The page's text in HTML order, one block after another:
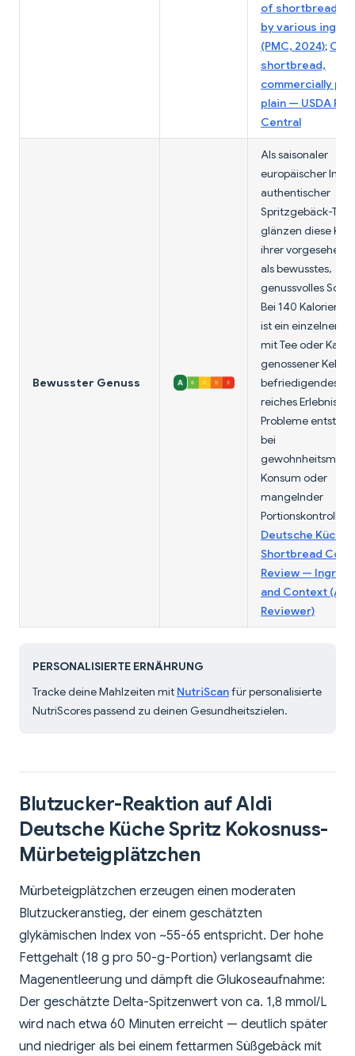
of shortbread
by various
(PMC, 2024);
shortbread,
commercially
plain — USDA
Central
Bewusster Genuss
Als saisonaler
europäischer
authentischer
Spritzgebäck-
glänzen diese
ihrer
als bewusstes,
genussvolles
Bei 140 Kalorien
ist ein einzelner,
mit Tee oder
genossener Keks
befriedigendes,
reiches Erlebnis.
Probleme
bei
Konsum oder
mangelnder
Portionskontrolle.
Deutsche Küche
Shortbread
Review —
and Context (Aldi
Reviewer)
PERSONALISIERTE ERNÄHRUNG
Tracke deine Mahlzeiten mit NutriScanfür personalisierte
NutriScores passend zu deinen Gesundheitszielen.
Blutzucker-Reaktion auf Aldi
Deutsche Küche Spritz Kokosnuss-
Mürbeteigplätzchen
Mürbeteigplätzchen erzeugen einen moderaten
Blutzuckeranstieg, der einem geschätzten
glykämischen Index von ~55-65 entspricht. Der hohe
Fettgehalt (18 g pro 50-g-Portion) verlangsamt die
Magenentleerung und dämpft die Glukoseaufnahme:
Der geschätzte Delta-Spitzenwert von ca. 1,8 mmol/L
wird nach etwa 60 Minuten erreicht — deutlich später
und niedriger als bei einem fettarmen Süßgebäck mit